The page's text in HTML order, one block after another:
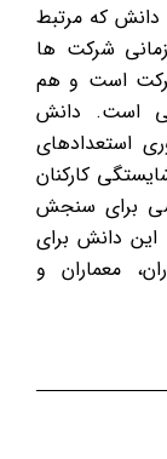
دانش که مرتبط
شرکت ها
است و هم
است. دانش
استعدادهای
کارکنان
برای سنجش
دانش برای
معماران و